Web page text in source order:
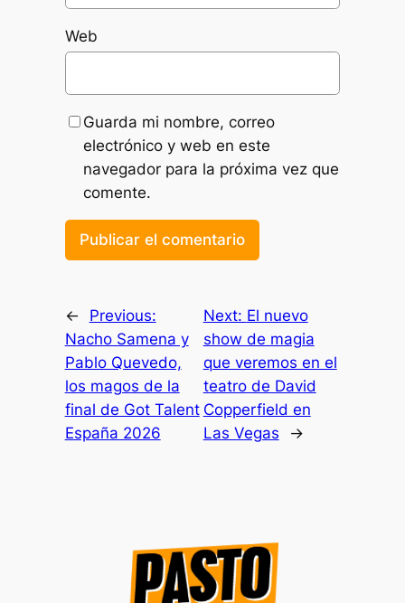
Web
Guarda mi nombre, correo
electrónico y web en este
navegador para la próxima vez que
comente.
←
Previous:
Nacho Samena y
Pablo Quevedo,
los magos de la
final de Got Talent
España 2026
Next: El nuevo
show de magia
que veremos en el
teatro de David
Copperfield en
Las Vegas
→